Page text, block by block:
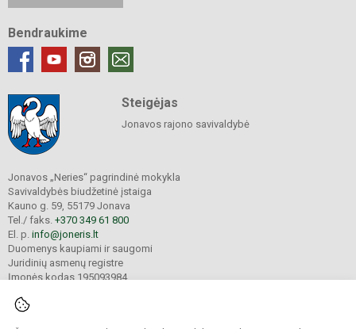
Bendraukime
Steigėjas
Jonavos rajono savivaldybė
Jonavos „Neries“ pagrindinė mokykla
Savivaldybės biudžetinė įstaiga
Kauno g. 59, 55179 Jonava
Tel./ faks. +370 349 61 800
El. p. info@joneris.lt
Duomenys kaupiami ir saugomi
Juridinių asmenų registre
Įmonės kodas 195093984